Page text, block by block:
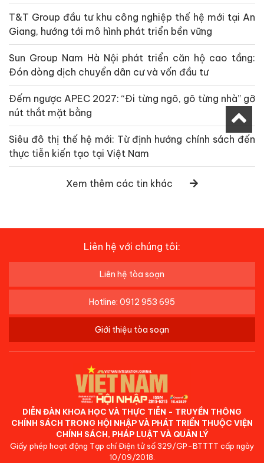
T&T Group đầu tư khu công nghiệp thế hệ mới tại An
Giang, hướng tới mô hình phát triển bền vững
Sun Group Nam Hà Nội phát triển căn hộ cao tầng:
Đón dòng dịch chuyển dân cư và vốn đầu tư
Đếm ngược APEC 2027: “Đi từng ngõ, gõ từng nhà” gỡ
nút thắt mặt bằng
Siêu đô thị thế hệ mới: Từ định hướng chính sách đến
thực tiễn kiến tạo tại Việt Nam
Xem thêm các tin khác
Liên hệ với chúng tôi:
Liên hệ tòa soạn
Hotline: 0912 953 695
Giới thiệu tòa soạn
DIỄN ĐÀN KHOA HỌC VÀ THỰC TIỄN - TRUYỀN THÔNG
CHÍNH SÁCH TRONG HỘI NHẬP VÀ PHÁT TRIỂN THUỘC VIỆN
CHÍNH SÁCH, PHÁP LUẬT VÀ QUẢN LÝ
Giấy phép hoạt động Tạp chí Điện tử số 329/GP-BTTTT cấp ngày
10/09/2018.